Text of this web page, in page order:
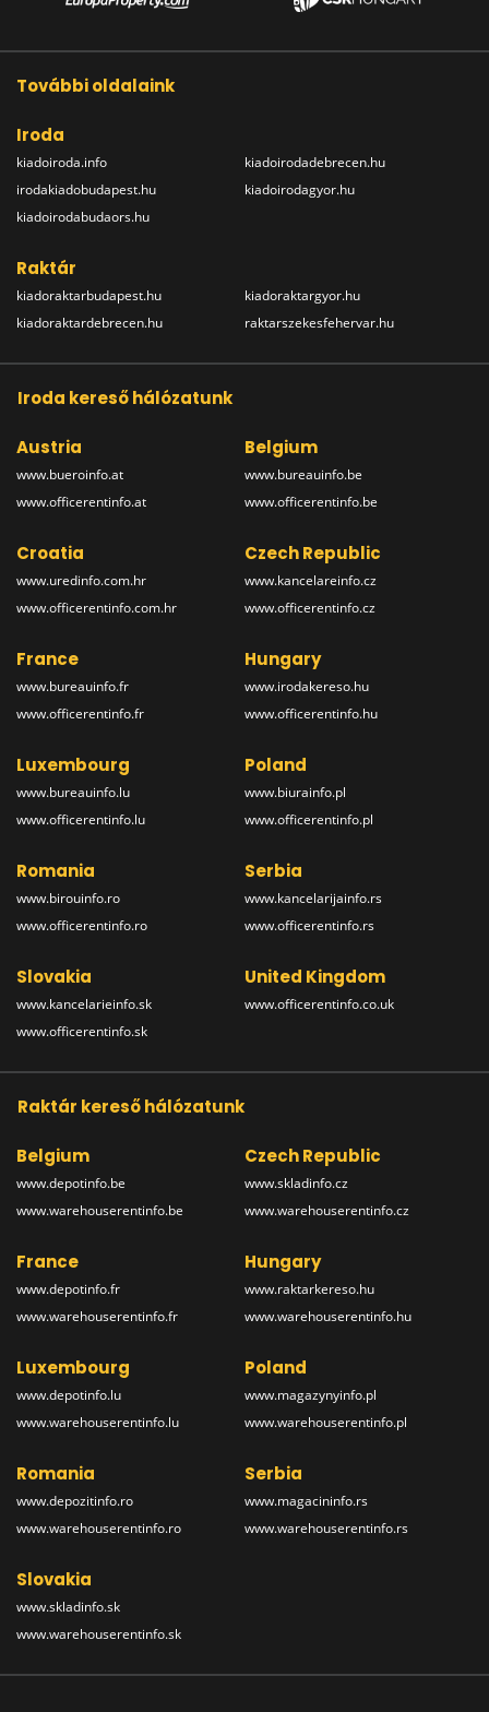
További oldalaink
Iroda
kiadoiroda.info
irodakiadobudapest.hu
kiadoirodabudaors.hu
kiadoirodadebrecen.hu
kiadoirodagyor.hu
Raktár
kiadoraktarbudapest.hu
kiadoraktardebrecen.hu
kiadoraktargyor.hu
raktarszekesfehervar.hu
Iroda kereső hálózatunk
Austria
www.bueroinfo.at
www.officerentinfo.at
Belgium
www.bureauinfo.be
www.officerentinfo.be
Croatia
www.uredinfo.com.hr
www.officerentinfo.com.hr
Czech Republic
www.kancelareinfo.cz
www.officerentinfo.cz
France
www.bureauinfo.fr
www.officerentinfo.fr
Hungary
www.irodakereso.hu
www.officerentinfo.hu
Luxembourg
www.bureauinfo.lu
www.officerentinfo.lu
Poland
www.biurainfo.pl
www.officerentinfo.pl
Romania
www.birouinfo.ro
www.officerentinfo.ro
Serbia
www.kancelarijainfo.rs
www.officerentinfo.rs
Slovakia
www.kancelarieinfo.sk
www.officerentinfo.sk
United Kingdom
www.officerentinfo.co.uk
Raktár kereső hálózatunk
Belgium
www.depotinfo.be
www.warehouserentinfo.be
Czech Republic
www.skladinfo.cz
www.warehouserentinfo.cz
France
www.depotinfo.fr
www.warehouserentinfo.fr
Hungary
www.raktarkereso.hu
www.warehouserentinfo.hu
Luxembourg
www.depotinfo.lu
www.warehouserentinfo.lu
Poland
www.magazynyinfo.pl
www.warehouserentinfo.pl
Romania
www.depozitinfo.ro
www.warehouserentinfo.ro
Serbia
www.magacininfo.rs
www.warehouserentinfo.rs
Slovakia
www.skladinfo.sk
www.warehouserentinfo.sk